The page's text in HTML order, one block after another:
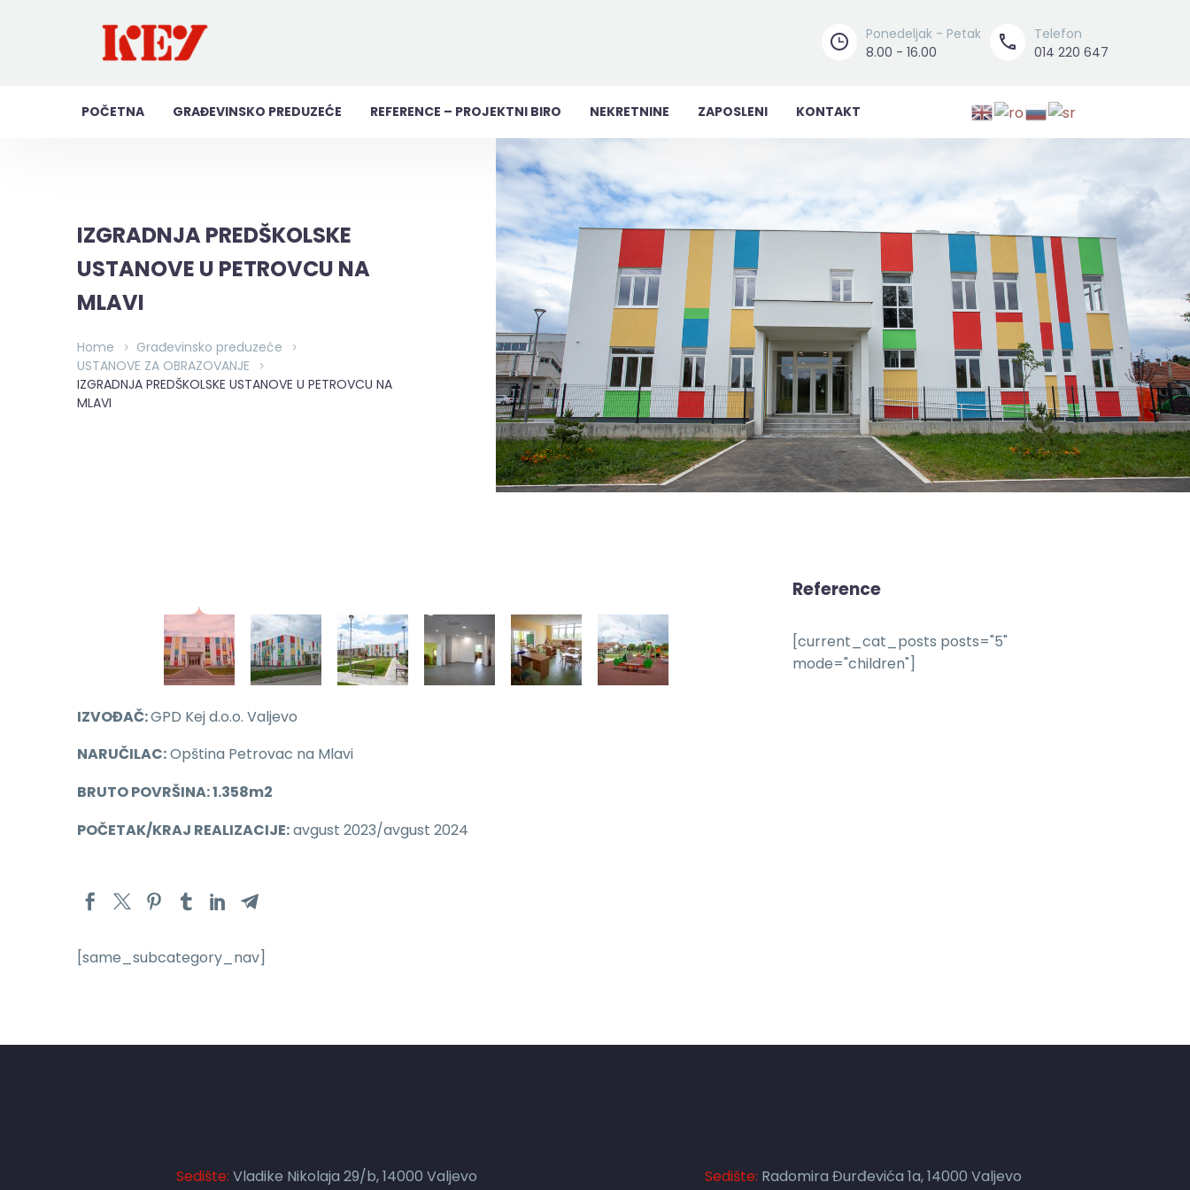


Ponedeljak - Petak
8.00 - 16.00


Telefon
014 220 647
POČETNA GRAĐEVINSKO PREDUZEĆE REFERENCE – PROJEKTNI BIRO NEKRETNINE ZAPOSLENI KONTAKT
IZGRADNJA PREDŠKOLSKE
USTANOVE U PETROVCU NA
MLAVI
Home
Građevinsko preduzeće
USTANOVE ZA OBRAZOVANJE
IZGRADNJA PREDŠKOLSKE USTANOVE U PETROVCU NA
MLAVI
IZVOĐAČ:GPD Kej d.o.o. Valjevo
NARUČILAC:Opština Petrovac na Mlavi
BRUTO POVRŠINA: 1.358m2
POČETAK/KRAJ REALIZACIJE:avgust 2023/avgust 2024
[same_subcategory_nav]
Reference
[current_cat_posts posts="5"
mode="children"]
Sedište: Vladike Nikolaja 29/b, 14000 Valjevo Sedište: Radomira Đurđevića 1a, 14000 Valjevo